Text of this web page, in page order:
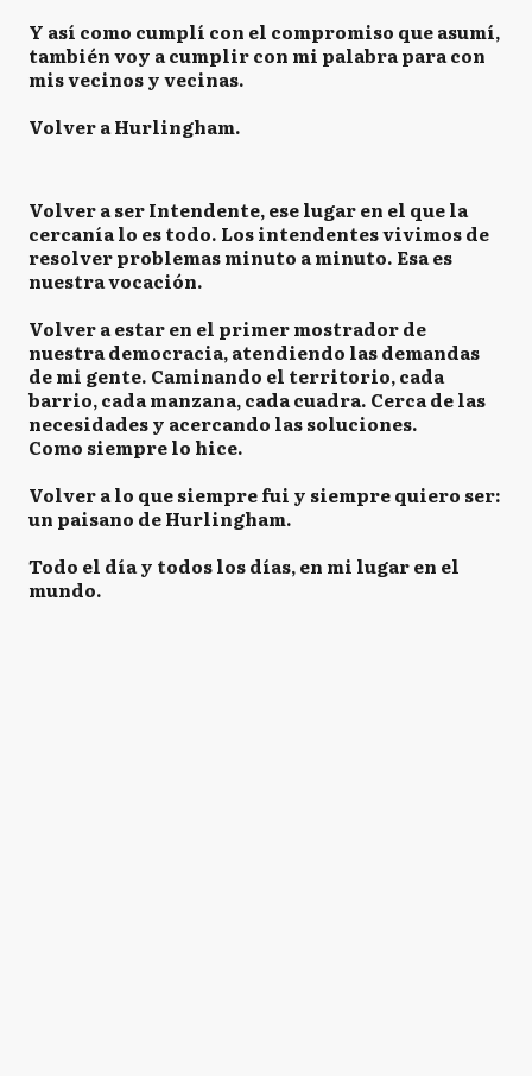
Y así como cumplí con el compromiso que asumí,
también voy a cumplir con mi palabra para con
mis vecinos y vecinas⁣.
Volver a Hurlingham.
Volver a ser Intendente, ese lugar en el que la
cercanía lo es todo. Los intendentes vivimos de
resolver problemas minuto a minuto. Esa es
nuestra vocación.⁣
Volver a estar en el primer mostrador de
nuestra democracia, atendiendo las demandas
de mi gente. Caminando el territorio, cada
barrio, cada manzana, cada cuadra. Cerca de las
necesidades y acercando las soluciones. ⁣
Como siempre lo hice. ⁣
Volver a lo que siempre fui y siempre quiero ser:
un paisano de Hurlingham. ⁣
Todo el día y todos los días, en mi lugar en el
mundo. ⁣